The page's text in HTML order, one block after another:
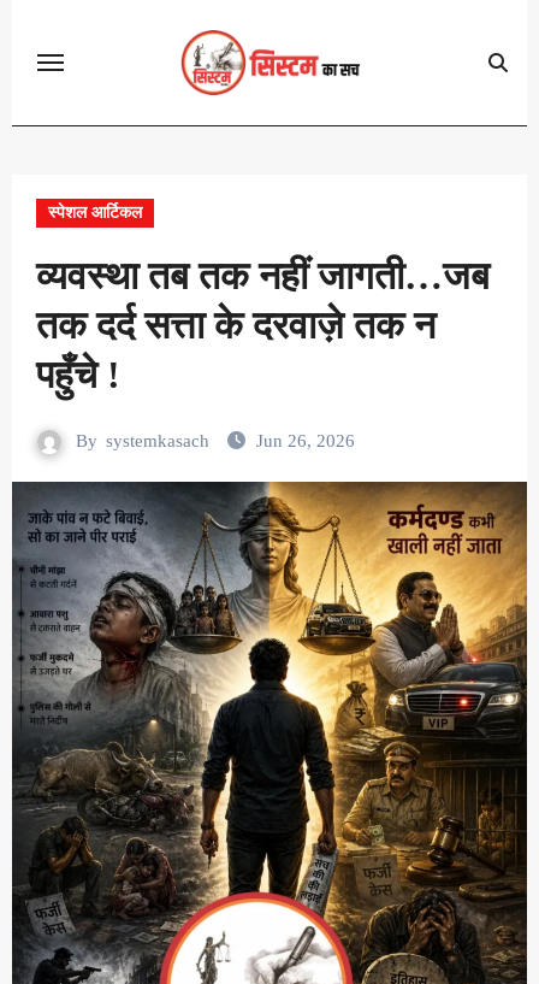
स्पेशल आर्टिकल
व्यवस्था तब तक नहीं जागती…जब
तक दर्द सत्ता के दरवाज़े तक न
पहुँचे !
By systemkasach Jun 26, 2026